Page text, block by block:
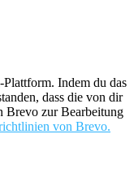
Indem du das
dass die von dir
Brevo zur Bearbeitung
von Brevo.